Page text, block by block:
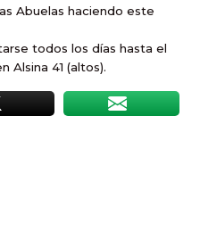
Abuelas haciendo este
todos los días hasta el
Alsina 41 (altos).